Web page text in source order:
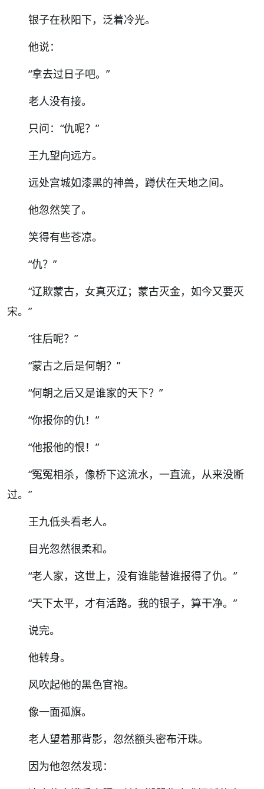
银子在秋阳下，泛着冷光。
他说：
“拿去过日子吧。 ”
老人没有接。
只问： “仇呢？ ”
王九望向远方。
远处宫城如漆黑的神兽，蹲伏在天地之间。
他忽然笑了。
笑得有些苍凉。
“仇？ ”
“辽欺蒙古，女真灭辽；蒙古灭金，如今又要灭
宋。 ”
“往后呢？ ”
“蒙古之后是何朝？ ”
“何朝之后又是谁家的天下？ ”
“你报你的仇！ ”
“他报他的恨！ ”
“冤冤相杀，像桥下这流水，一直流，从来没断
过。 ”
王九低头看老人。
目光忽然很柔和。
“老人家，这世上，没有谁能替谁报得了仇。 ”
“天下太平，才有活路。我的银子，算干净。 ”
说完。
他转身。
风吹起他的黑色官袍。
像一面孤旗。
老人望着那背影，忽然额头密布汗珠。
因为他忽然发现：